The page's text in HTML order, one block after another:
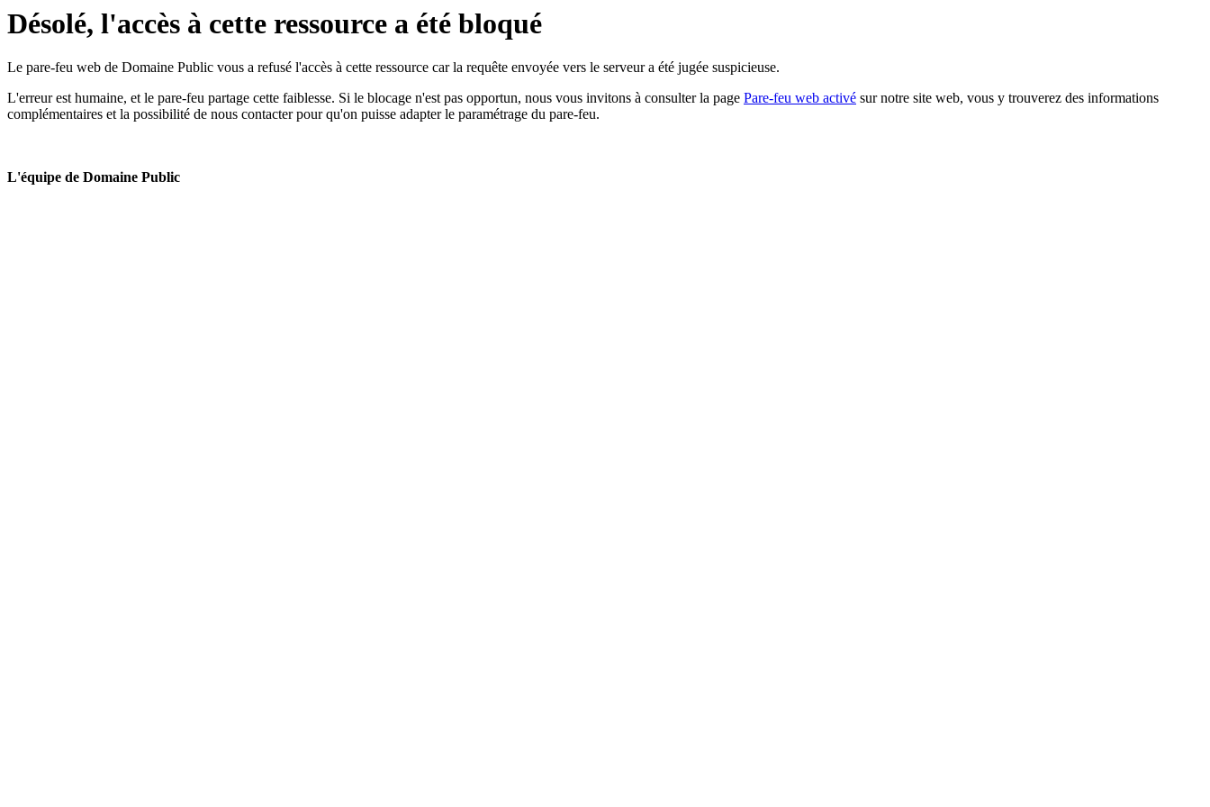
Désolé, l'accès à cette ressource a été bloqué
Le pare-feu web de Domaine Public vous a refusé l'accès à cette ressource car la requête envoyée vers le serveur a été jugée suspicieuse.
L'erreur est humaine, et le pare-feu partage cette faiblesse. Si le blocage n'est pas opportun, nous vous invitons à consulter la page Pare-feu web activé sur notre site web, vous y trouverez des informations
complémentaires et la possibilité de nous contacter pour qu'on puisse adapter le paramétrage du pare-feu.
L'équipe de Domaine Public